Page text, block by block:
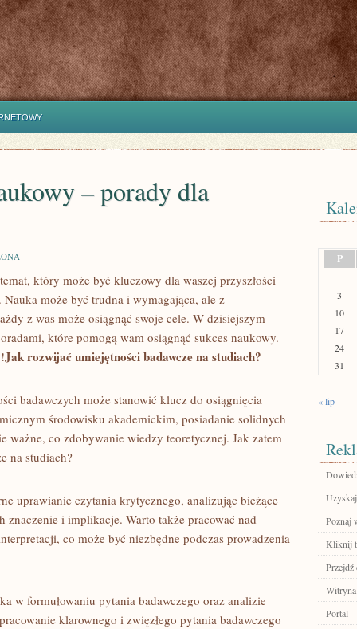
– porady dla
‍który może być kluczowy dla waszej przyszłości
może być trudna i⁢ wymagająca, ale z⁣
z was‌ może osiągnąć swoje cele. W dzisiejszym
które pomogą wam osiągnąć sukces⁢ naukowy.‍
Jak rozwijać⁣ umiejętności badawcze na studiach?
badawczych może ⁤stanowić klucz⁢ do ⁢osiągnięcia
środowisku akademickim, posiadanie solidnych
ważne, co zdobywanie wiedzy teoretycznej. Jak zatem
na studiach?
uprawianie czytania‌ krytycznego, analizując bieżące
i‌ implikacje.‍ Warto także pracować nad⁣
co może być niezbędne podczas ‍prowadzenia
w formułowaniu⁤ pytania badawczego oraz ‍analizie​
klarownego⁤ i zwięzłego pytania⁢ badawczego
P
3
10
17
24
31
« lip
Poznaj
Kliknij
Przejdź
Witryna
Portal